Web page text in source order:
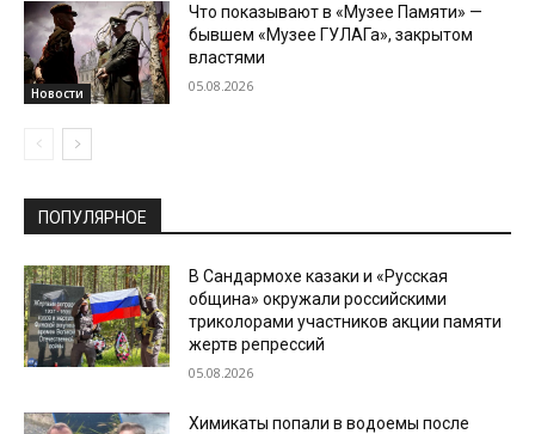
Новости
Что показывают в «Музее Памяти» —
бывшем «Музее ГУЛАГа», закрытом
властями
05.08.2026
ПОПУЛЯРНОЕ
В Сандармохе казаки и «Русская
община» окружали российскими
триколорами участников акции памяти
жертв репрессий
05.08.2026
Химикаты попали в водоемы после